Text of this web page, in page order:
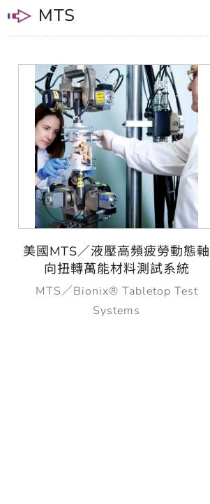
MTS
美國MTS／液壓高頻疲勞動態軸
向扭轉萬能材料測試系統
MTS／Bionix® Tabletop Test
Systems